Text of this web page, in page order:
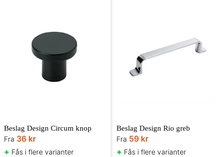
Beslag Design Circum knop
Fra 36 kr
+ Fås i flere varianter
Beslag Design Rio greb
Fra 59 kr
+ Fås i flere varianter